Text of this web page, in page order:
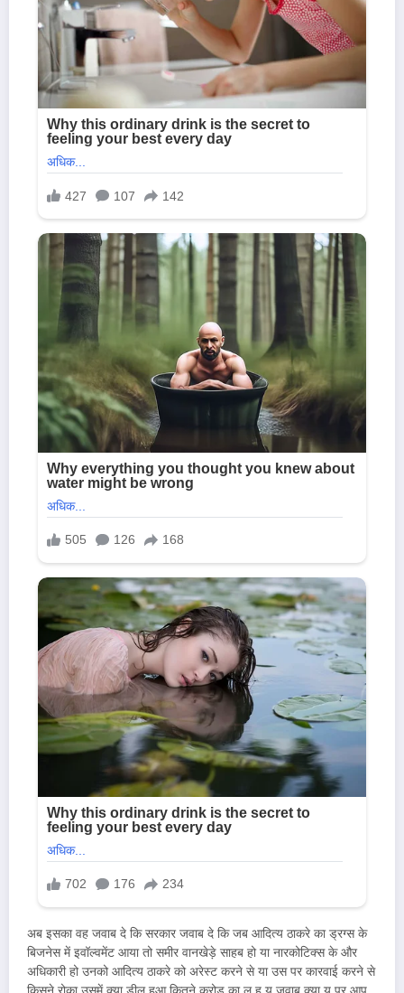
अब इसका वह जवाब दे कि सरकार जवाब दे कि जब आदित्य ठाकरे का ड्रग्स के
बिजनेस में इवॉल्वमेंट आया तो समीर वानखेड़े साहब हो या नारकोटिक्स के और
अधिकारी हो उनको आदित्य ठाकरे को अरेस्ट करने से या उस पर कारवाई करने से